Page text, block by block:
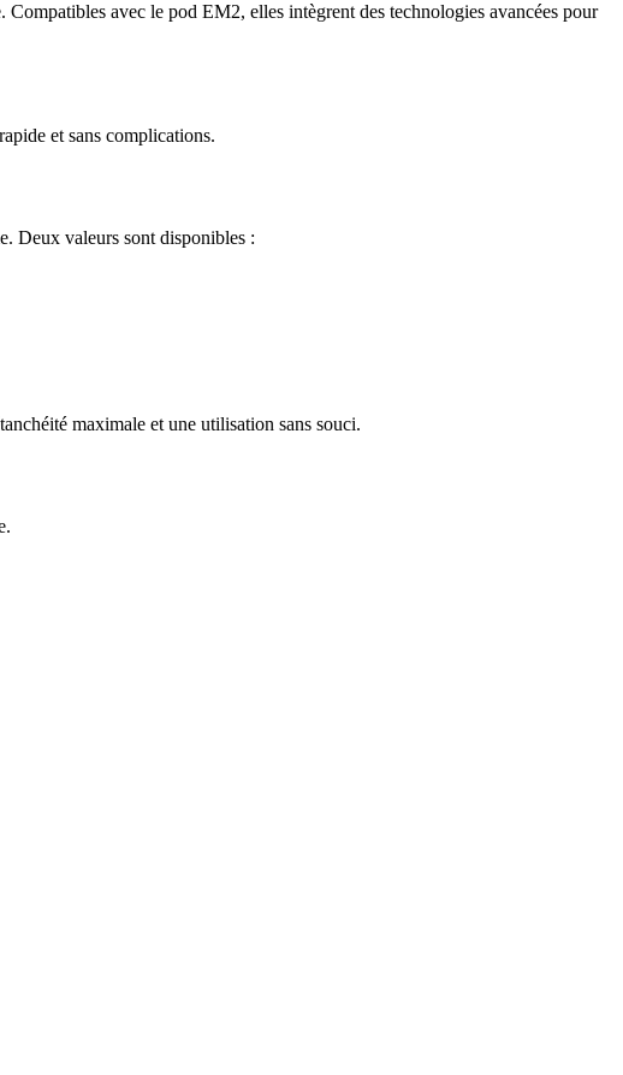
avec le pod EM2, elles intègrent des technologies avancées pour
et sans complications.
Deux valeurs sont disponibles :
maximale et une utilisation sans souci.